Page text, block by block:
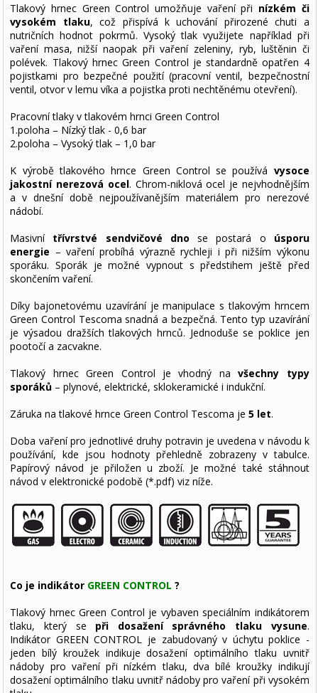
Tlakový hrnec Green Control umožňuje vaření při nízkém či
vysokém tlaku, což přispívá k uchování přirozené chuti a
nutričních hodnot pokrmů. Vysoký tlak využijete například při
vaření masa, nižší naopak při vaření zeleniny, ryb, luštěnin či
polévek. Tlakový hrnec Green Control je standardně opatřen 4
pojistkami pro bezpečné použití (pracovní ventil, bezpečnostní
ventil, otvor v lemu víka a pojistka proti nechtěnému otevření).
Pracovní tlaky v tlakovém hrnci Green Control
1.poloha – Nízký tlak - 0,6 bar
2.poloha – Vysoký tlak – 1,0 bar
K výrobě tlakového hrnce Green Control se používá vysoce
jakostní nerezová ocel. Chrom-niklová ocel je nejvhodnějším
a v dnešní době nejpoužívanějším materiálem pro nerezové
nádobí.
Masivní třívrstvé sendvičové dno se postará o úsporu
energie – vaření probíhá výrazně rychleji i při nižším výkonu
sporáku. Sporák je možné vypnout s předstihem ještě před
skončením vaření.
Díky bajonetovému uzavírání je manipulace s tlakovým hrncem
Green Control Tescoma snadná a bezpečná. Tento typ uzavírání
je výsadou dražších tlakových hrnců. Jednoduše se poklice jen
pootočí a zacvakne.
Tlakový hrnec Green Control je vhodný navšechny typy
sporáků – plynové, elektrické, sklokeramické i indukční.
Záruka na tlakové hrnce Green Control Tescoma je5 let.
Doba vaření pro jednotlivé druhy potravin je uvedena v návodu k
používání, kde jsou hodnoty přehledně zobrazeny v tabulce.
Papírový návod je přiložen u zboží. Je možné také stáhnout
návod v elektronické podobě (*.pdf) viz níže.
Co je indikátor GREEN CONTROL ?
Tlakový hrnec Green Control je vybaven speciálním indikátorem
tlaku, který se při dosažení správného tlaku vysune.
Indikátor GREEN CONTROL je zabudovaný v úchytu poklice -
jeden bílý kroužek indikuje dosažení optimálního tlaku uvnitř
nádoby pro vaření při nízkém tlaku, dva bílé kroužky indikují
dosažení optimálního tlaku uvnitř nádoby pro vaření při vysokém